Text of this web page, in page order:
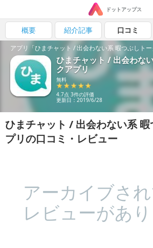
ドットアップス
概要 紹介記事 口コミ
ひまチャット / 出会わな
クアプリ
無料
4.7点 3件の評価
更新日：2019/6/28
ひまチャット / 出会わない系
プリの口コミ・レビュー
アーカイブさ
レビューがあ